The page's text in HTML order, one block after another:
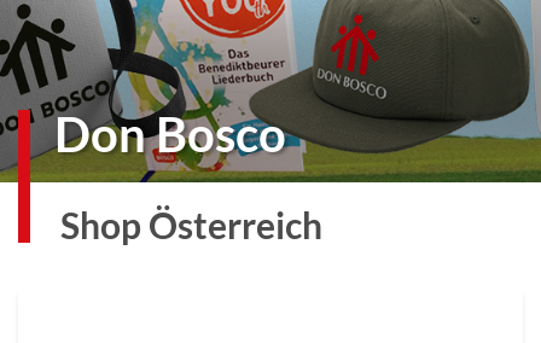
Don Bosco
Shop Österreich